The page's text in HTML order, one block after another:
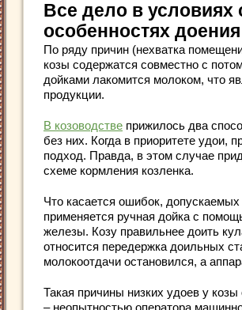
Все дело в условиях
особенностях доения
По ряду причин (нехватка
козы содержатся совместно с
дойками лакомится молоком, что
продукции.
В козоводстве прижилось два
без них. Когда в приоритете удои,
подход. Правда, в этом случае
схеме кормления козленка.
Что касается ошибок,
применяется ручная дойка с
железы. Козу правильнее доить
относится передержка доильных
молокоотдачи остановился, а
Такая причины низких удоев у
– неопытностью оператора